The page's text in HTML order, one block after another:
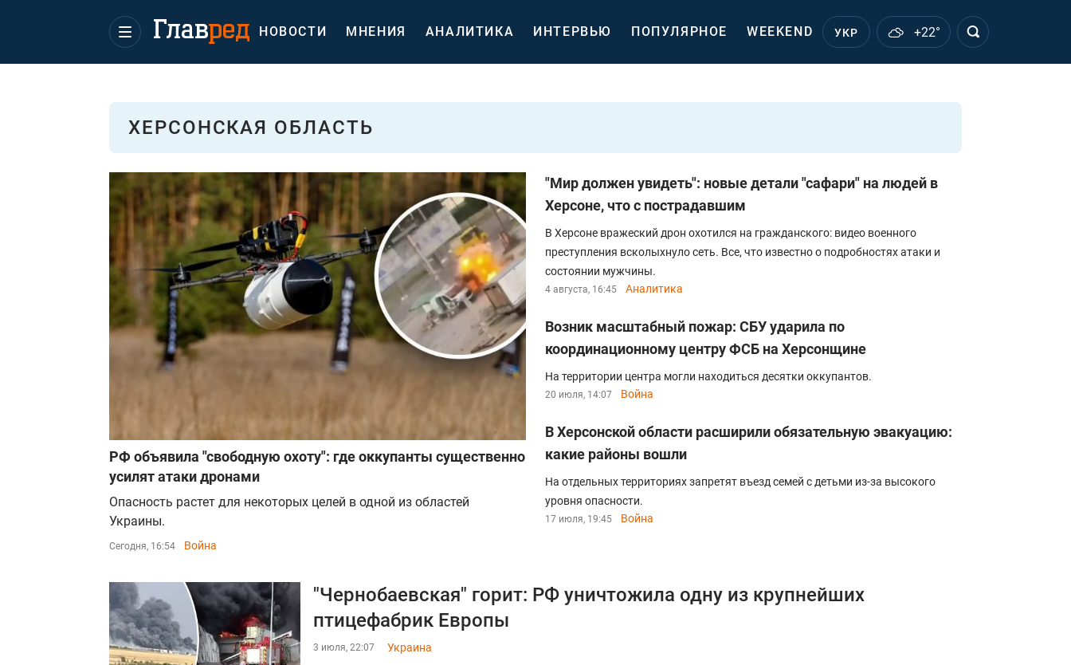
НОВОСТИ МНЕНИЯ АНАЛИТИКА ИНТЕРВЬЮ ПОПУЛЯРНОЕ WEEKEND УКР +22°
ХЕРСОНСКАЯ ОБЛАСТЬ
РФ объявила "свободную охоту": где оккупанты существенно
усилят атаки дронами
Опасность растет для некоторых целей в одной из областей
Украины.
Сегодня, 16:54 Война
"Мир должен увидеть": новые детали "сафари" на людей в
Херсоне, что с пострадавшим
В Херсоне вражеский дрон охотился на гражданского: видео военного
преступления всколыхнуло сеть. Все, что известно о подробностях атаки и
состоянии мужчины.
4 августа, 16:45 Аналитика
Возник масштабный пожар: СБУ ударила по
координационному центру ФСБ на Херсонщине
На территории центра могли находиться десятки оккупантов.
20 июля, 14:07 Война
В Херсонской области расширили обязательную эвакуацию:
какие районы вошли
На отдельных территориях запретят въезд семей с детьми из-за высокого
уровня опасности.
17 июля, 19:45 Война
"Чернобаевская" горит: РФ уничтожила одну из крупнейших
птицефабрик Европы
3 июля, 22:07 Украина